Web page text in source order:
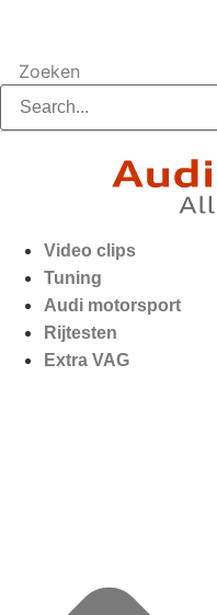
Zoeken
Video clips
Tuning
Audi motorsport
Rijtesten
Extra VAG